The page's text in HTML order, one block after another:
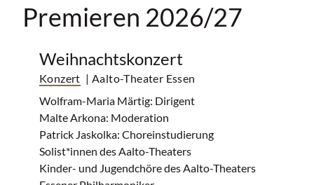
Premieren 2026/27
Weihnachtskonzert
Konzert | Aalto-Theater Essen
Wolfram-Maria Märtig: Dirigent
Malte Arkona: Moderation
Patrick Jaskolka: Choreinstudierung
Solist*innen des Aalto-Theaters
Kinder- und Jugendchöre des Aalto-Theaters